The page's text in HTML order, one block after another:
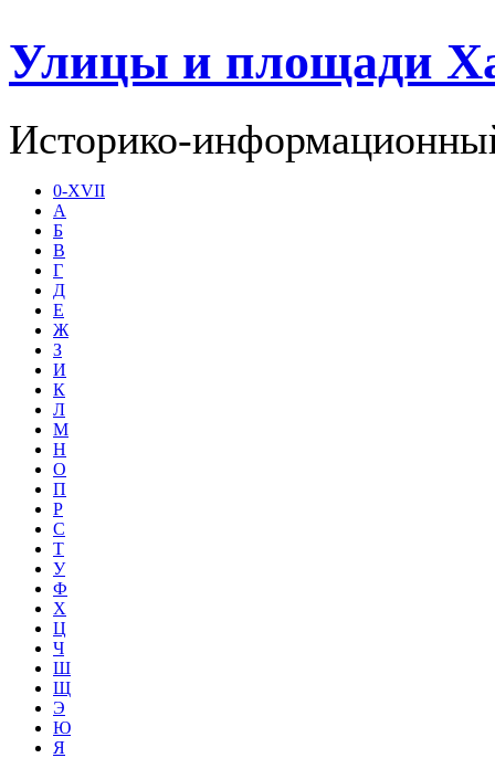
Улицы и площади
Историко-
0-XVII
А
Б
В
Г
Д
Е
Ж
З
И
К
Л
М
Н
О
П
Р
С
Т
У
Ф
Х
Ц
Ч
Ш
Щ
Э
Ю
Я